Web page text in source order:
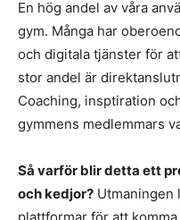
En hög andel av våra
gym. Många har
och digitala tjänster för
stor andel är
Coaching, insptiration
gymmens medlemmars
Så varför blir detta ett
och kedjor? Utmaningen